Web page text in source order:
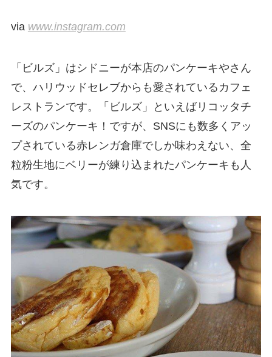
via www.instagram.com
「ビルズ」はシドニーが本店のパンケーキやさん
で、ハリウッドセレブからも愛されているカフェ
レストランです。「ビルズ」といえばリコッタチ
ーズのパンケーキ！ですが、SNSにも数多くアッ
プされている赤レンガ倉庫でしか味わえない、全
粒粉生地にベリーが練り込まれたパンケーキも人
気です。